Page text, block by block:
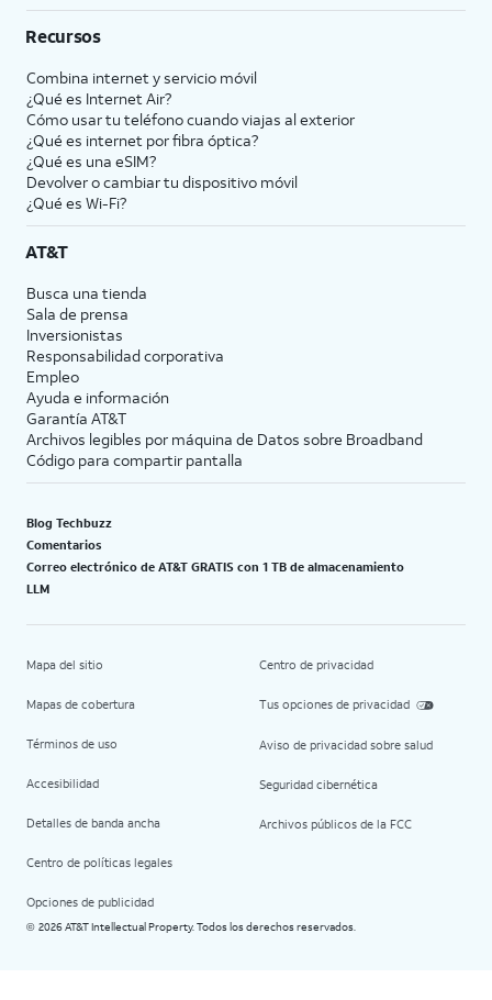
Recursos
Combina internet y servicio móvil
¿Qué es Internet Air?
Cómo usar tu teléfono cuando viajas al exterior
¿Qué es internet por fibra óptica?
¿Qué es una eSIM?
Devolver o cambiar tu dispositivo móvil
¿Qué es Wi-Fi?
AT&T
Busca una tienda
Sala de prensa
Inversionistas
Responsabilidad corporativa
Empleo
Ayuda e información
Garantía AT&T
Archivos legibles por máquina de Datos sobre Broadband
Código para compartir pantalla
Blog Techbuzz
Comentarios
Correo electrónico de AT&T GRATIS con 1 TB de almacenamiento
LLM
Mapa del sitio
Mapas de cobertura
Términos de uso
Accesibilidad
Detalles de banda ancha
Centro de políticas legales
Opciones de publicidad
Centro de privacidad
Tus opciones de privacidad
Aviso de privacidad sobre salud
Seguridad cibernética
Archivos públicos de la FCC
© 2026 AT&T Intellectual Property. Todos los derechos reservados.